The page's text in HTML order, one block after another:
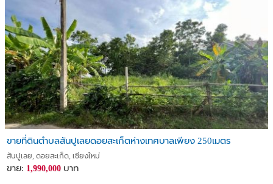
ขายที่ดินตำบลสันปูเลยดอยสะเก็ตห่างเทศบาลเพียง 250เมตร
สันปูเลย, ดอยสะเก็ด, เชียงใหม่
ขาย: 1,990,000 บาท